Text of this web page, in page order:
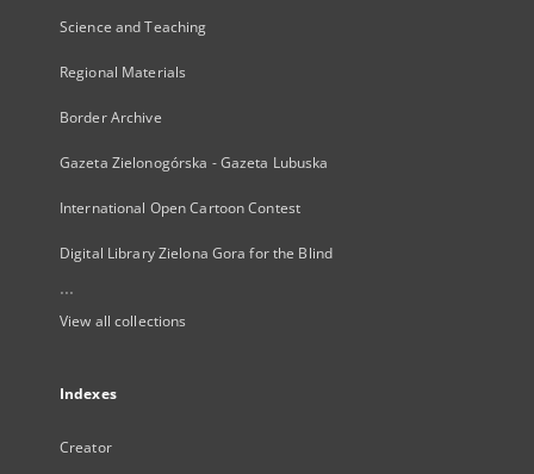
Science and Teaching
Regional Materials
Border Archive
Gazeta Zielonogórska - Gazeta Lubuska
International Open Cartoon Contest
Digital Library Zielona Gora for the Blind
...
View all collections
Indexes
Creator